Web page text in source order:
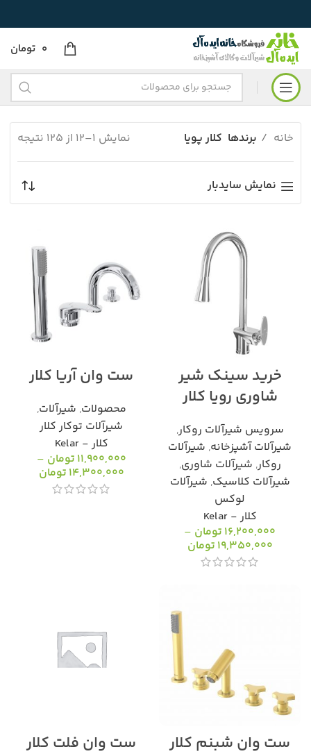
0 تومان
خانه برندها کلار پویا نمایش 1–12 از 125 نتیجه
نمایش سایدبار
خرید سینک شیر
شاوری رویا کلار
سرویس شیرآلات روکار,
شیرآلات آشپزخانه, شیرآلات
روکار, شیرآلات شاوری,
شیرآلات کلاسیک, شیرآلات
لوکس
کلار - Kelar
16,200,000 تومان –
19,350,000 تومان
ست وان آریا کلار
محصولات, شیرآلات,
شیرآلات توکار کلار
کلار - Kelar
11,900,000 تومان –
14,300,000 تومان
ست وان شبنم کلار ست وان فلت کلار